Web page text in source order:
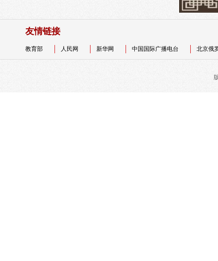
友情链接
教育部 人民网 新华网 中国国际广播电台 北京俄